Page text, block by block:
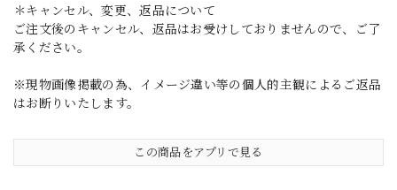
＊キャンセル、変更、返品について
ご注文後のキャンセル、返品はお受けしておりませんので、ご了
承ください。
※現物画像掲載の為、イメージ違い等の個人的主観によるご返品
はお断りいたします。
この商品をアプリで見る